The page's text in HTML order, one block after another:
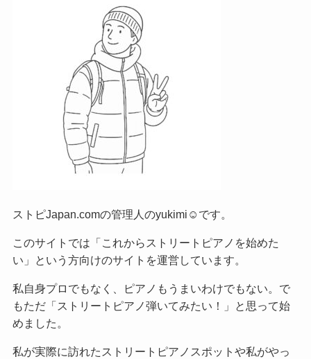
ストピJapan.comの管理人のyukimi☺です。
このサイトでは「これからストリートピアノを始めた
い」という方向けのサイトを運営しています。
私自身プロでもなく、ピアノもうまいわけでもない。で
もただ「ストリートピアノ弾いてみたい！」と思って始
めました。
私が実際に訪れたストリートピアノスポットや私がやっ